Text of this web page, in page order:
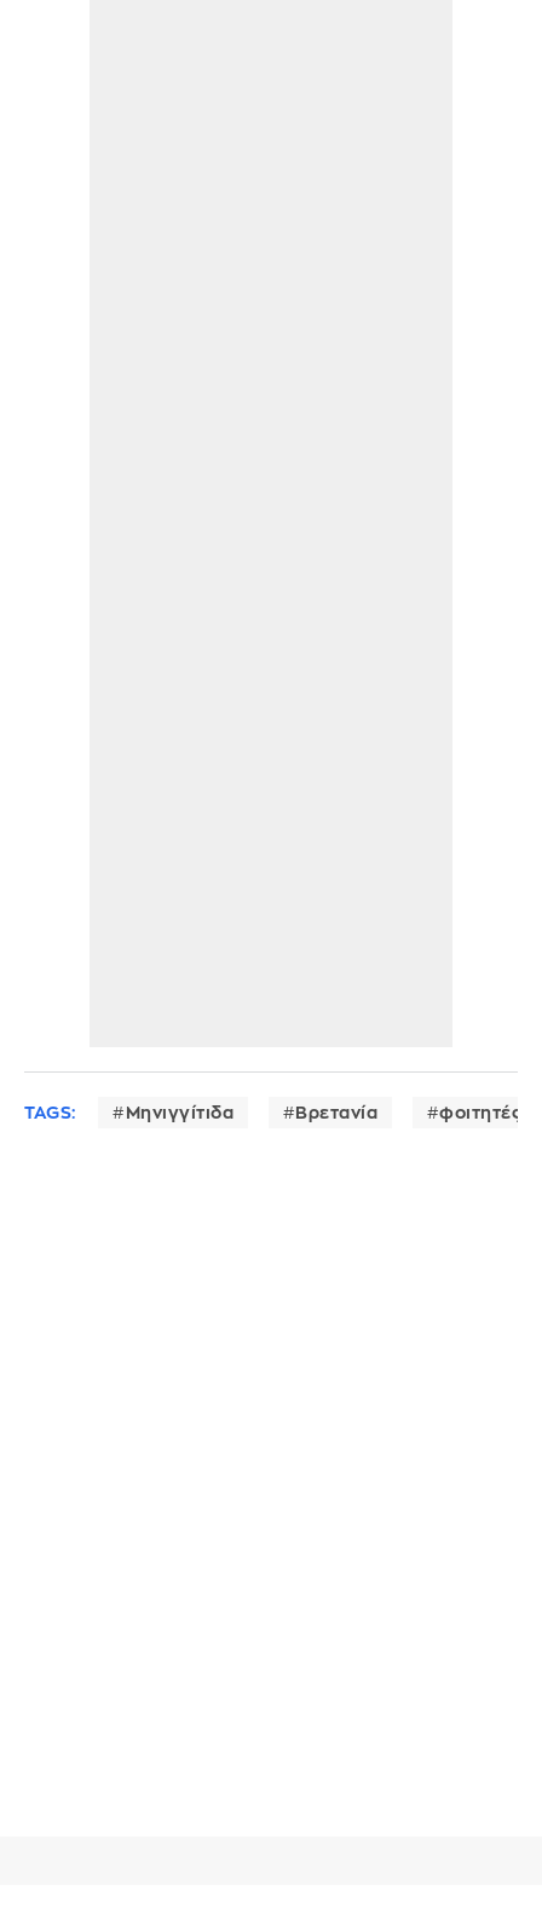
TAGS: Μηνιγγίτιδα Βρετανία φοιτητές